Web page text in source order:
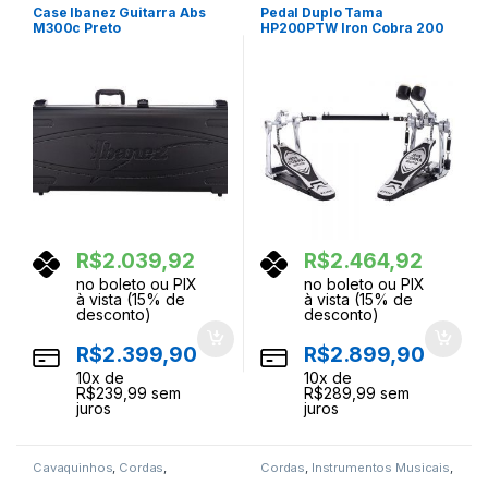
Case Ibanez Guitarra Abs
M300c Preto
R$2.039,92
no boleto ou PIX
à vista (15% de
desconto)
R$2.399,90
10x de
R$239,99 sem
juros
Pedal Duplo Tama
HP200PTW Iron Cobra 200
R$2.464,92
no boleto ou PIX
à vista (15% de
desconto)
R$2.899,90
10x de
R$289,99 sem
juros
Cavaquinhos, Cordas, Cordas, Instrumentos Musicais,